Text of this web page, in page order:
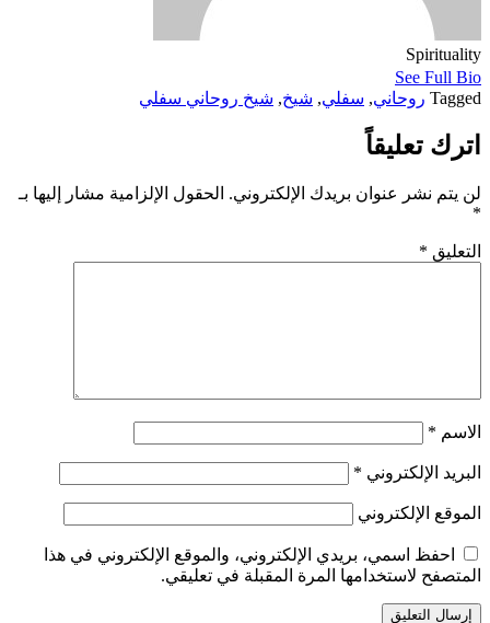
Spirituality
See Full Bio
Tagged روحاني, سفلي, شيخ, شيخ روحاني سفلي
اترك تعليقاً
لن يتم نشر عنوان بريدك الإلكتروني. الحقول الإلزامية مشار إليها بـ
*
التعليق *
الاسم *
البريد الإلكتروني *
الموقع الإلكتروني
احفظ اسمي، بريدي الإلكتروني، والموقع الإلكتروني في هذا
المتصفح لاستخدامها المرة المقبلة في تعليقي.